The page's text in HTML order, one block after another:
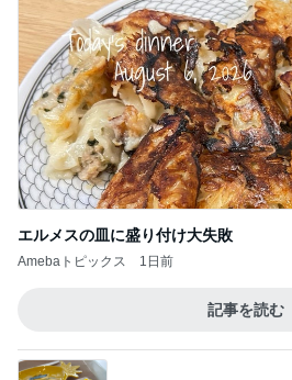
エルメスの皿に盛り付け大失敗
Amebaトピックス 1日前
記事を読む